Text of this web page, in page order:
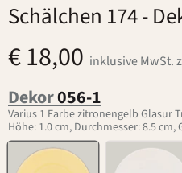
Schälchen 174-
€ 18,00 inklusive MwSt.
Dekor056-1
Varius 1 Farbe zitronengelb Glasur
Höhe: 1.0 cm, Durchmesser: 8.5 cm,